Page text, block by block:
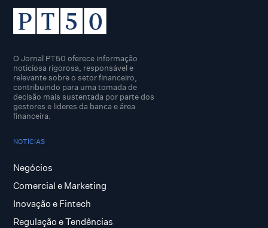
O Jornal PT50 oferece informação
noticiosa rigorosa, responsável e
relevante sobre o setor financeiro,
contribuindo para uma tomada de
decisão mais sustentada por parte dos
gestores e lideres da banca e área
financeira.
NOTÍCIAS
Negócios
Comercial e Marketing
Inovação e Fintech
Regulação e Tendências